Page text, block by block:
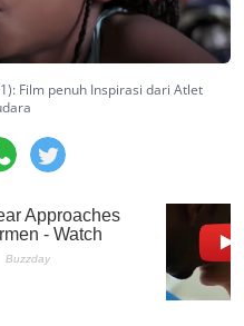
Film penuh Inspirasi dari Atlet